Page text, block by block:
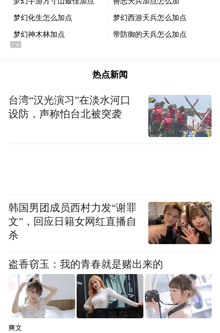
区委常委、副区长，区直机关各部门、有关
来源：南关区委办
“特别声明：以上作品内容(包括在内的视频、图片或音
space services.”
热点新闻
台湾“汉光演习”在淡水河口
设防，声称怕台北被突袭
韩国男团成员西村力发“谢罪
文”，回应日籍女网红直播自
杀
盗香窃玉：我的青春就是赌出来的
爽文